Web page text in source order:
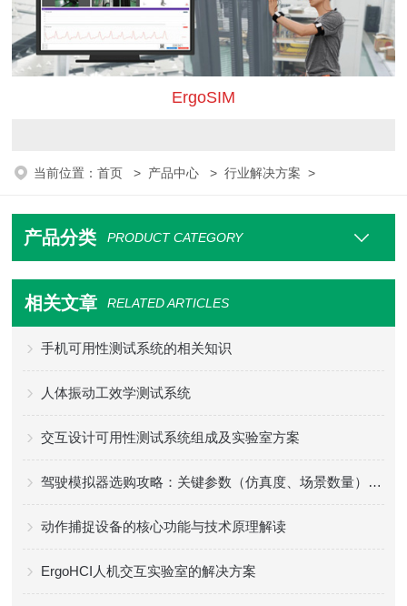
ErgoSIM
当前位置：首页 > 产品中心 >行业解决方案 >
产品分类 PRODUCT CATEGORY
相关文章 RELATED ARTICLES
手机可用性测试系统的相关知识
人体振动工效学测试系统
交互设计可用性测试系统组成及实验室方案
驾驶模拟器选购攻略：关键参数（仿真度、场景数量）+ 适配场景
动作捕捉设备的核心功能与技术原理解读
ErgoHCI人机交互实验室的解决方案